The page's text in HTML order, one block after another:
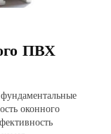
ПВХ
оконного